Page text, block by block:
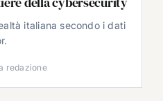
italiana secondo i dati
redazione